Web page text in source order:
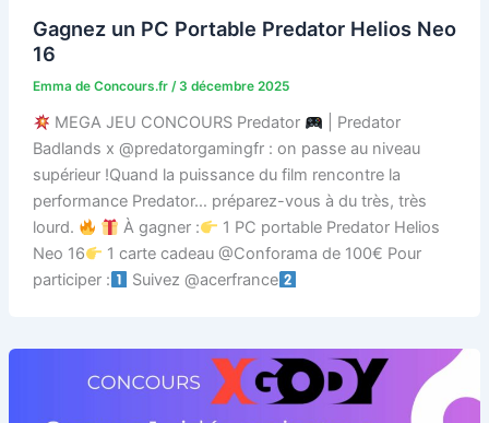
Gagnez un PC Portable Predator Helios Neo
16
Emma de Concours.fr / 3 décembre 2025
MEGA JEU CONCOURS Predator
| Predator
Badlands x @predatorgamingfr : on passe au niveau
supérieur !Quand la puissance du film rencontre la
performance Predator… préparez-vous à du très, très
lourd.
À gagner :
1 PC portable Predator Helios
Neo 16
1 carte cadeau @Conforama de 100€ Pour
participer :
Suivez @acerfrance